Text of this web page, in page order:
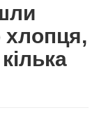
хлопця,